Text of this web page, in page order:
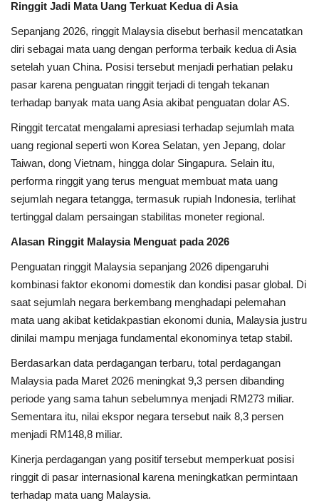
Ringgit Jadi Mata Uang Terkuat Kedua di Asia
Sepanjang 2026, ringgit Malaysia disebut berhasil mencatatkan
diri sebagai mata uang dengan performa terbaik kedua di Asia
setelah yuan China. Posisi tersebut menjadi perhatian pelaku
pasar karena penguatan ringgit terjadi di tengah tekanan
terhadap banyak mata uang Asia akibat penguatan dolar AS.
Ringgit tercatat mengalami apresiasi terhadap sejumlah mata
uang regional seperti won Korea Selatan, yen Jepang, dolar
Taiwan, dong Vietnam, hingga dolar Singapura. Selain itu,
performa ringgit yang terus menguat membuat mata uang
sejumlah negara tetangga, termasuk rupiah Indonesia, terlihat
tertinggal dalam persaingan stabilitas moneter regional.
Alasan Ringgit Malaysia Menguat pada 2026
Penguatan ringgit Malaysia sepanjang 2026 dipengaruhi
kombinasi faktor ekonomi domestik dan kondisi pasar global. Di
saat sejumlah negara berkembang menghadapi pelemahan
mata uang akibat ketidakpastian ekonomi dunia, Malaysia justru
dinilai mampu menjaga fundamental ekonominya tetap stabil.
Berdasarkan data perdagangan terbaru, total perdagangan
Malaysia pada Maret 2026 meningkat 9,3 persen dibanding
periode yang sama tahun sebelumnya menjadi RM273 miliar.
Sementara itu, nilai ekspor negara tersebut naik 8,3 persen
menjadi RM148,8 miliar.
Kinerja perdagangan yang positif tersebut memperkuat posisi
ringgit di pasar internasional karena meningkatkan permintaan
terhadap mata uang Malaysia.